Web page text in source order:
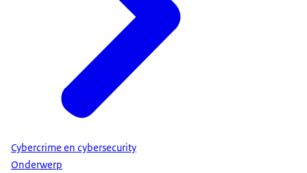
Cybercrime en cybersecurity
Onderwerp